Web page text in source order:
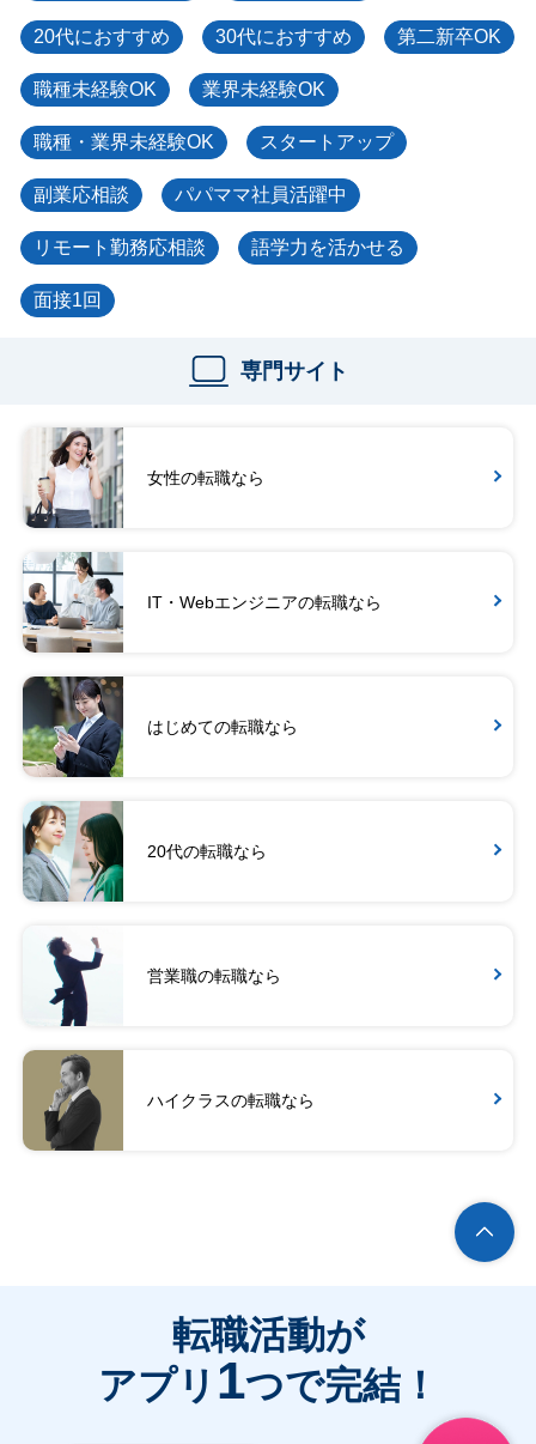
20代におすすめ 30代におすすめ 第二新卒OK
職種未経験OK 業界未経験OK
職種・業界未経験OK スタートアップ
副業応相談 パパママ社員活躍中
リモート勤務応相談 語学力を活かせる
面接1回
専門サイト
女性の転職なら
IT・Webエンジニアの転職なら
はじめての転職なら
20代の転職なら
営業職の転職なら
ハイクラスの転職なら
転職活動が
アプリ 1つで完結！